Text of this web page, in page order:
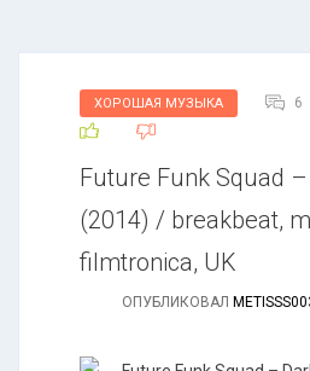
ХОРОШАЯ МУЗЫКА 6
Future Funk Squad
(2014) / breakbeat,
filmtronica, UK
ОПУБЛИКОВАЛ